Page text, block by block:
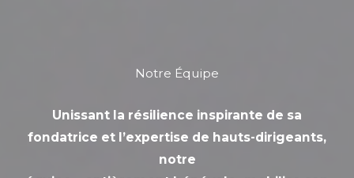
Notre Équipe
Unissant la résilience inspirante de sa
fondatrice et l’expertise de hauts-dirigeants,
notre